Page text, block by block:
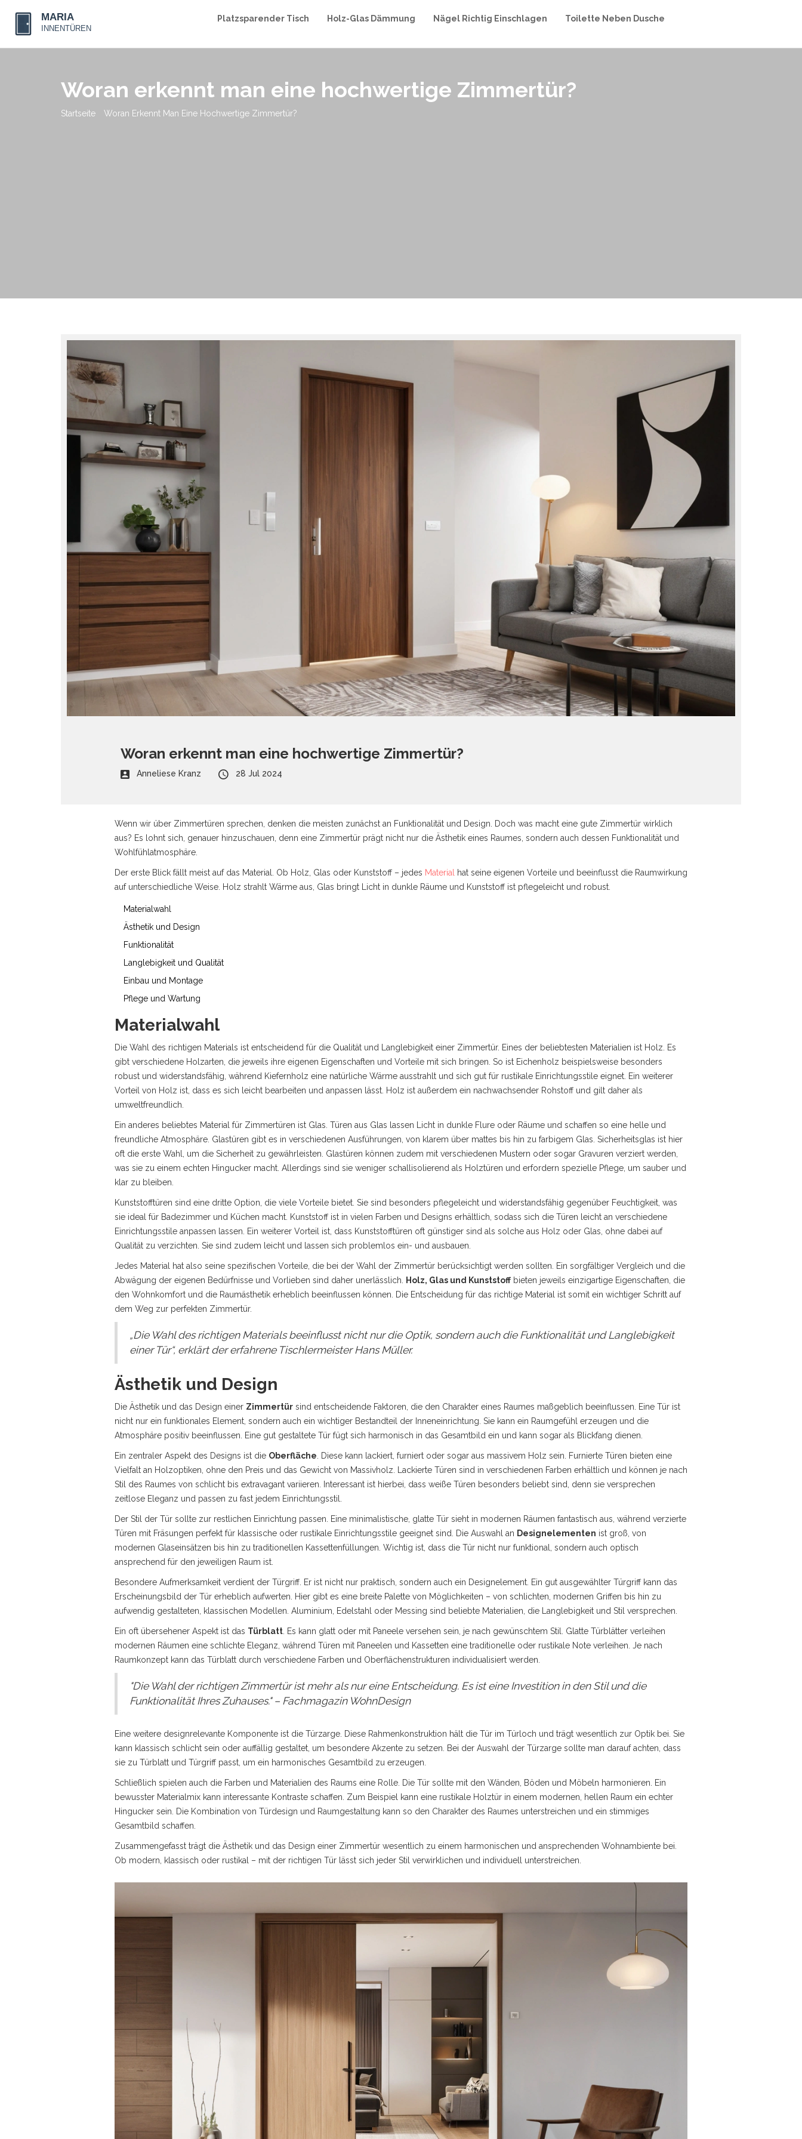
Platzsparender Tisch Holz-Glas Dämmung Nägel Richtig Einschlagen Toilette Neben Dusche
Woran erkennt man eine hochwertige Zimmertür?
Startseite Woran Erkennt Man Eine Hochwertige Zimmertür?
Woran erkennt man eine hochwertige Zimmertür?
Anneliese Kranz 28 Jul 2024
Wenn wir über Zimmertüren sprechen, denken die meisten zunächst an Funktionalität und Design. Doch was macht eine gute Zimmertür wirklich
aus? Es lohnt sich, genauer hinzuschauen, denn eine Zimmertür prägt nicht nur die Ästhetik eines Raumes, sondern auch dessen Funktionalität und
Wohlfühlatmosphäre.
Der erste Blick fällt meist auf das Material. Ob Holz, Glas oder Kunststoff – jedes Material
hat seine eigenen Vorteile und beeinflusst die Raumwirkung
auf unterschiedliche Weise. Holz strahlt Wärme aus, Glas bringt Licht in dunkle Räume und Kunststoff ist pflegeleicht und robust.
Materialwahl
Ästhetik und Design
Funktionalität
Langlebigkeit und Qualität
Einbau und Montage
Pflege und Wartung
Materialwahl
Die Wahl des richtigen Materials ist entscheidend für die Qualität und Langlebigkeit einer Zimmertür. Eines der beliebtesten Materialien ist Holz. Es
gibt verschiedene Holzarten, die jeweils ihre eigenen Eigenschaften und Vorteile mit sich bringen. So ist Eichenholz beispielsweise besonders
robust und widerstandsfähig, während Kiefernholz eine natürliche Wärme ausstrahlt und sich gut für rustikale Einrichtungsstile eignet. Ein weiterer
Vorteil von Holz ist, dass es sich leicht bearbeiten und anpassen lässt. Holz ist außerdem ein nachwachsender Rohstoff und gilt daher als
umweltfreundlich.
Ein anderes beliebtes Material für Zimmertüren ist Glas. Türen aus Glas lassen Licht in dunkle Flure oder Räume und schaffen so eine helle und
freundliche Atmosphäre. Glastüren gibt es in verschiedenen Ausführungen, von klarem über mattes bis hin zu farbigem Glas. Sicherheitsglas ist hier
oft die erste Wahl, um die Sicherheit zu gewährleisten. Glastüren können zudem mit verschiedenen Mustern oder sogar Gravuren verziert werden,
was sie zu einem echten Hingucker macht. Allerdings sind sie weniger schallisolierend als Holztüren und erfordern spezielle Pflege, um sauber und
klar zu bleiben.
Kunststofftüren sind eine dritte Option, die viele Vorteile bietet. Sie sind besonders pflegeleicht und widerstandsfähig gegenüber Feuchtigkeit, was
sie ideal für Badezimmer und Küchen macht. Kunststoff ist in vielen Farben und Designs erhältlich, sodass sich die Türen leicht an verschiedene
Einrichtungsstile anpassen lassen. Ein weiterer Vorteil ist, dass Kunststofftüren oft günstiger sind als solche aus Holz oder Glas, ohne dabei auf
Qualität zu verzichten. Sie sind zudem leicht und lassen sich problemlos ein- und ausbauen.
Jedes Material hat also seine spezifischen Vorteile, die bei der Wahl der Zimmertür berücksichtigt werden sollten. Ein sorgfältiger Vergleich und die
Abwägung der eigenen Bedürfnisse und Vorlieben sind daher unerlässlich.
Holz, Glas und Kunststoff bieten jeweils einzigartige Eigenschaften, die
den Wohnkomfort und die Raumästhetik erheblich beeinflussen können. Die Entscheidung für das richtige Material ist somit ein wichtiger Schritt auf
dem Weg zur perfekten Zimmertür.
„Die Wahl des richtigen Materials beeinflusst nicht nur die Optik, sondern auch die Funktionalität und Langlebigkeit
einer Tür“, erklärt der erfahrene Tischlermeister Hans Müller.
Ästhetik und Design
Die Ästhetik und das Design einer Zimmertür sind entscheidende Faktoren, die den Charakter eines Raumes maßgeblich beeinflussen. Eine Tür ist
nicht nur ein funktionales Element, sondern auch ein wichtiger Bestandteil der Inneneinrichtung. Sie kann ein Raumgefühl erzeugen und die
Atmosphäre positiv beeinflussen. Eine gut gestaltete Tür fügt sich harmonisch in das Gesamtbild ein und kann sogar als Blickfang dienen.
Ein zentraler Aspekt des Designs ist die Oberfläche . Diese kann lackiert, furniert oder sogar aus massivem Holz sein. Furnierte Türen bieten eine
Vielfalt an Holzoptiken, ohne den Preis und das Gewicht von Massivholz. Lackierte Türen sind in verschiedenen Farben erhältlich und können je nach
Stil des Raumes von schlicht bis extravagant variieren. Interessant ist hierbei, dass weiße Türen besonders beliebt sind, denn sie versprechen
zeitlose Eleganz und passen zu fast jedem Einrichtungsstil.
Der Stil der Tür sollte zur restlichen Einrichtung passen. Eine minimalistische, glatte Tür sieht in modernen Räumen fantastisch aus, während verzierte
Türen mit Fräsungen perfekt für klassische oder rustikale Einrichtungsstile geeignet sind. Die Auswahl an Designelementen ist groß, von
modernen Glaseinsätzen bis hin zu traditionellen Kassettenfüllungen. Wichtig ist, dass die Tür nicht nur funktional, sondern auch optisch
ansprechend für den jeweiligen Raum ist.
Besondere Aufmerksamkeit verdient der Türgriff. Er ist nicht nur praktisch, sondern auch ein Designelement. Ein gut ausgewählter Türgriff kann das
Erscheinungsbild der Tür erheblich aufwerten. Hier gibt es eine breite Palette von Möglichkeiten – von schlichten, modernen Griffen bis hin zu
aufwendig gestalteten, klassischen Modellen. Aluminium, Edelstahl oder Messing sind beliebte Materialien, die Langlebigkeit und Stil versprechen.
Ein oft übersehener Aspekt ist das Türblatt . Es kann glatt oder mit Paneele versehen sein, je nach gewünschtem Stil. Glatte Türblätter verleihen
modernen Räumen eine schlichte Eleganz, während Türen mit Paneelen und Kassetten eine traditionelle oder rustikale Note verleihen. Je nach
Raumkonzept kann das Türblatt durch verschiedene Farben und Oberflächenstrukturen individualisiert werden.
"Die Wahl der richtigen Zimmertür ist mehr als nur eine Entscheidung. Es ist eine Investition in den Stil und die
Funktionalität Ihres Zuhauses." – Fachmagazin WohnDesign
Eine weitere designrelevante Komponente ist die Türzarge. Diese Rahmenkonstruktion hält die Tür im Türloch und trägt wesentlich zur Optik bei. Sie
kann klassisch schlicht sein oder auffällig gestaltet, um besondere Akzente zu setzen. Bei der Auswahl der Türzarge sollte man darauf achten, dass
sie zu Türblatt und Türgriff passt, um ein harmonisches Gesamtbild zu erzeugen.
Schließlich spielen auch die Farben und Materialien des Raums eine Rolle. Die Tür sollte mit den Wänden, Böden und Möbeln harmonieren. Ein
bewusster Materialmix kann interessante Kontraste schaffen. Zum Beispiel kann eine rustikale Holztür in einem modernen, hellen Raum ein echter
Hingucker sein. Die Kombination von Türdesign und Raumgestaltung kann so den Charakter des Raumes unterstreichen und ein stimmiges
Gesamtbild schaffen.
Zusammengefasst trägt die Ästhetik und das Design einer Zimmertür wesentlich zu einem harmonischen und ansprechenden Wohnambiente bei.
Ob modern, klassisch oder rustikal – mit der richtigen Tür lässt sich jeder Stil verwirklichen und individuell unterstreichen.